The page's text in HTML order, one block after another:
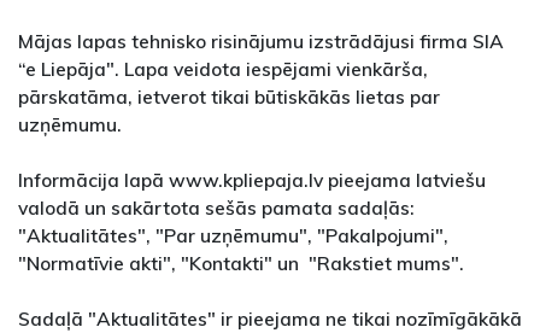
Mājas lapas tehnisko risinājumu izstrādājusi firma SIA
“e Liepāja". Lapa veidota iespējami vienkārša,
pārskatāma, ietverot tikai būtiskākās lietas par
uzņēmumu.
Informācija lapā www.kpliepaja.lv pieejama latviešu
valodā un sakārtota sešās pamata sadaļās:
"Aktualitātes", "Par uzņēmumu", "Pakalpojumi",
"Normatīvie akti", "Kontakti" un "Rakstiet mums".
Sadaļā "Aktualitātes" ir pieejama ne tikai nozīmīgākākā